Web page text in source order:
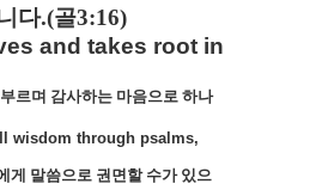
다.(골3:16)
and takes root in
르며 감사하는 마음으로 하나
wisdom through psalms,
게 말씀으로 권면할 수가 있으